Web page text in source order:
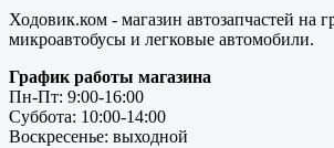
Ходовик.ком - магазин автозапчастей на
микроавтобусы и легковые автомобили.
График работы магазина
Пн-Пт: 9:00-16:00
Суббота: 10:00-14:00
Воскресенье: выходной